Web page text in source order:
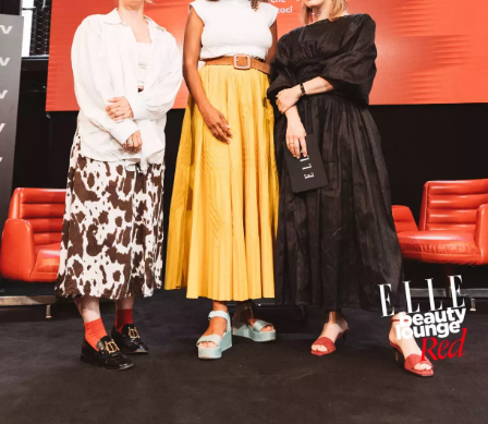
HOME